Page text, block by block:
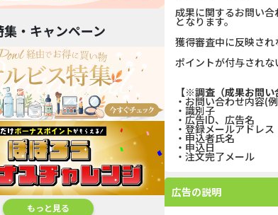
集・キャンペーン
もっと見る
成果に関するお問い
となります。
獲得審査中に反映さ
ポイントが付与され
【※調査（成果お問い
・お問い合わせ内容(
・識別子
・広告ID、広告名
・登録メールアドレス
・申込者氏名
・申込日
・注文完了メール
広告の説明